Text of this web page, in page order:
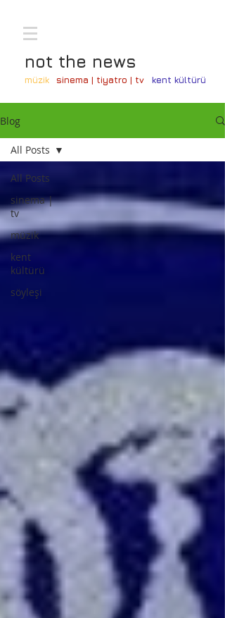
not the news
müzik sinema | tiyatro | tv kent kültürü
Blog
All Posts
sinema |
tv
müzik
kent
kültürü
söyleşi
All Posts